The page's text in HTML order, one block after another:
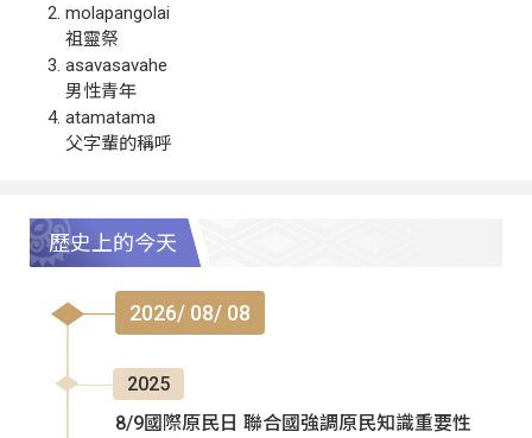
molapangolai
祖靈祭
asavasavahe
男性青年
atamatama
父字輩的稱呼
歷史上的今天
2026/ 08/ 08
2025
8/9國際原民日 聯合國強調原民知識重要性